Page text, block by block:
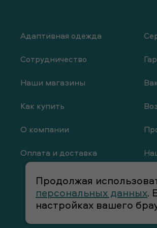
Адаптивная одежда
Сотрудничество
Наши магазины
Как купить
О компании
Оплата и доставка
Продолжая
персональных данных.
настройках вашего